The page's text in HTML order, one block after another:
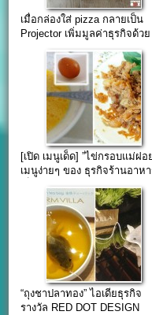
เมื่อกล่องใส่ pizza กลายเป็น
Projector เพิ่มมูลค่าธุรกิจด้วย
[เปิด เมนูเด็ด] ”ไข่กรอบแม่ฝอ
เมนูง่ายๆ ของ ธุรกิจร้านอาห
“ถุงชาปลาทอง” ไอเดียธุรกิจ
รางวัล RED DOT DESIGN